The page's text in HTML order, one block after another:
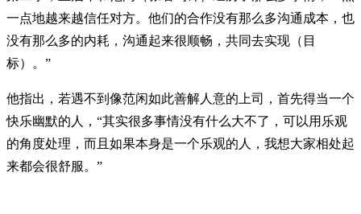
一点地越来越信任对方。他们的合作没有那么多沟通成本，也
没有那么多的内耗，沟通起来很顺畅，共同去实现（目
标）。”
他指出，若遇不到像范闲如此善解人意的上司，首先得当一个
快乐幽默的人，“其实很多事情没有什么大不了，可以用乐观
的角度处理，而且如果本身是一个乐观的人，我想大家相处起
来都会很舒服。”